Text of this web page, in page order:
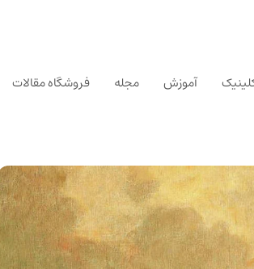
آموزش مجله فروشگاه مقالات